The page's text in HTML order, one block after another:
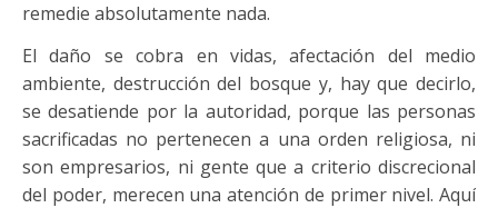
remedie absolutamente nada.
El daño se cobra en vidas, afectación del medio
ambiente, destrucción del bosque y, hay que decirlo,
se desatiende por la autoridad, porque las personas
sacrificadas no pertenecen a una orden religiosa, ni
son empresarios, ni gente que a criterio discrecional
del poder, merecen una atención de primer nivel. Aquí